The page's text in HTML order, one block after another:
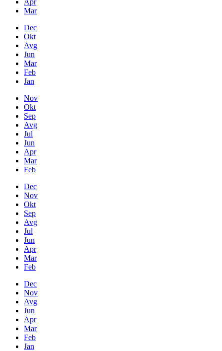
Mar
Dec
Okt
Avg
Jun
Mar
Feb
Jan
Nov
Okt
Sep
Avg
Jul
Jun
Apr
Mar
Feb
Dec
Nov
Okt
Sep
Avg
Jul
Jun
Apr
Mar
Feb
Dec
Nov
Avg
Jun
Apr
Mar
Feb
Jan